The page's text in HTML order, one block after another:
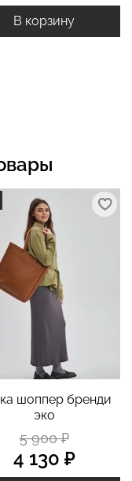
В корзину
шоппер бренди
эко
5 900 ₽
4 130 ₽